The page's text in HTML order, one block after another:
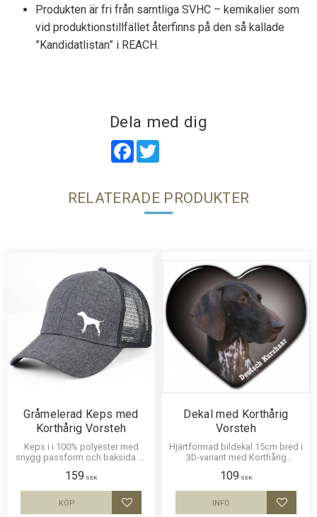
Produkten är fri från samtliga SVHC – kemikalier som
vid produktionstillfället återfinns på den så kallade
”Kandidatlistan” i REACH.
Dela med dig
Facebook
RELATERADE PRODUKTER
Gråmelerad Keps med
Korthårig Vorsteh
Keps i i 100% polyester med
snygg passform och baksida av
Korthårig Vorsteh. Luftig och
skön keps.
159 SEK
Lägg till i favoriter
KÖP
Dekal med Korthårig
Vorsteh
Hjärtformad bildekal 15cm bred i
3D-variant med Korthårig
klisterbaksida för montering på
bilruta m.m.
109 SEK
Lägg
INFO